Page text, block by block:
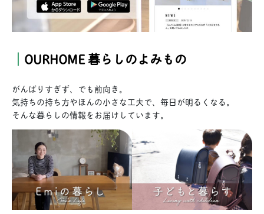
｜ OURHOME 暮らしのよみもの
がんばりすぎず、でも前向き。
気持ちの持ち方やほんの小さな工夫で、毎日が明るくなる。
そんな暮らしの情報をお届けしています。